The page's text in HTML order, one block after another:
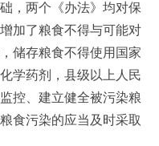
，两个《办法》均对保
加了粮食不得与可能对
储存粮食不得使用国家
学药剂，县级以上人民
控、建立健全被污染粮
食污染的应当及时采取